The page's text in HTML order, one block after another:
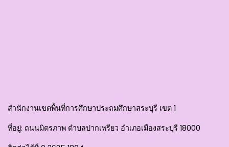
สำนักงานเขตพื้นที่การศึกษาประถมศึกษาสระบุรี เขต 1
ที่อยู่: ถนนมิตรภาพ ตำบลปากเพรียว อำเภอเมืองสระบุรี 18000